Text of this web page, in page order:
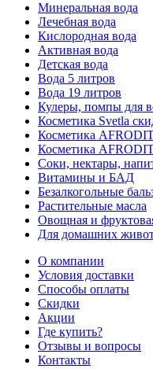
Минеральная вода
Лечебная вода
Кислородная вода
Активная вода
Детская вода
Вода 5 литров
Вода 19 литров
Кулеры, помпы для
Косметика Svetla
Косметика
Косметика
Соки, нектары,
Витамины и БАД
Безалкогольные
Растительные масла
Овощная и
Для домашних
О компании
Условия доставки
Способы оплаты
Скидки
Акции
Где купить?
Отзывы и вопросы
Контакты